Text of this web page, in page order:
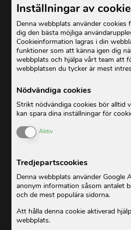
Inställningar av
Denna webbplats använder cookies
dig den bästa möjliga
Cookieinformation lagras i din
funktioner som att känna igen dig
webbplats och hjälpa vårt team att
webbplatsen du tycker är mest
Nödvändiga cookies
Strikt nödvändiga cookies bör alltid
kan spara dina inställningar för
Enable or Disable Cookies
Aktiv
Tredjepartscookies
Denna webbplats använder Google
anonym information såsom antalet
och de mest populära sidorna.
Att hålla denna cookie aktiverad
webbplats.